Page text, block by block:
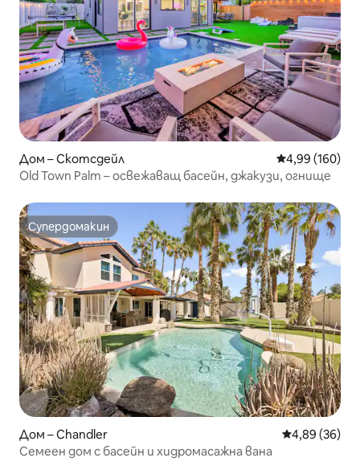
Дом – Скотсдейл Средна
4,99 (160)
Old Town Palm – освежаващ басейн, джакузи, огнище
Супердомакин
Супердомакин
Дом – Chandler Средна
4,89 (36)
Семеен дом с басейн и хидромасажна вана